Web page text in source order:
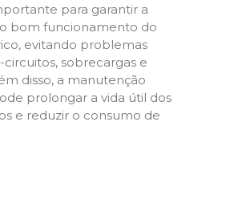
para garantir a
bom funcionamento do
evitando problemas
sobrecargas e
disso, a manutenção
prolongar a vida útil dos
e reduzir o consumo de